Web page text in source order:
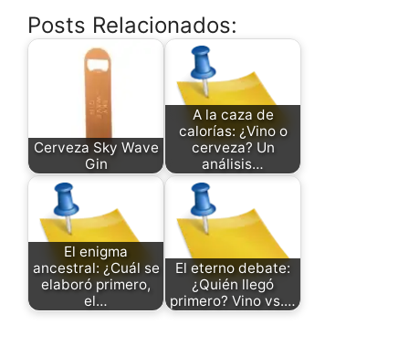
Posts Relacionados:
Cerveza Sky Wave
Gin
A la caza de
calorías: ¿Vino o
cerveza? Un
análisis…
El enigma
ancestral: ¿Cuál se
elaboró primero,
el…
El eterno debate:
¿Quién llegó
primero? Vino vs.…